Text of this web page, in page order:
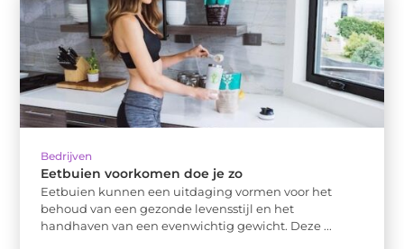
Bedrijven
Eetbuien voorkomen doe je zo
Eetbuien kunnen een uitdaging vormen voor het
behoud van een gezonde levensstijl en het
handhaven van een evenwichtig gewicht. Deze ...